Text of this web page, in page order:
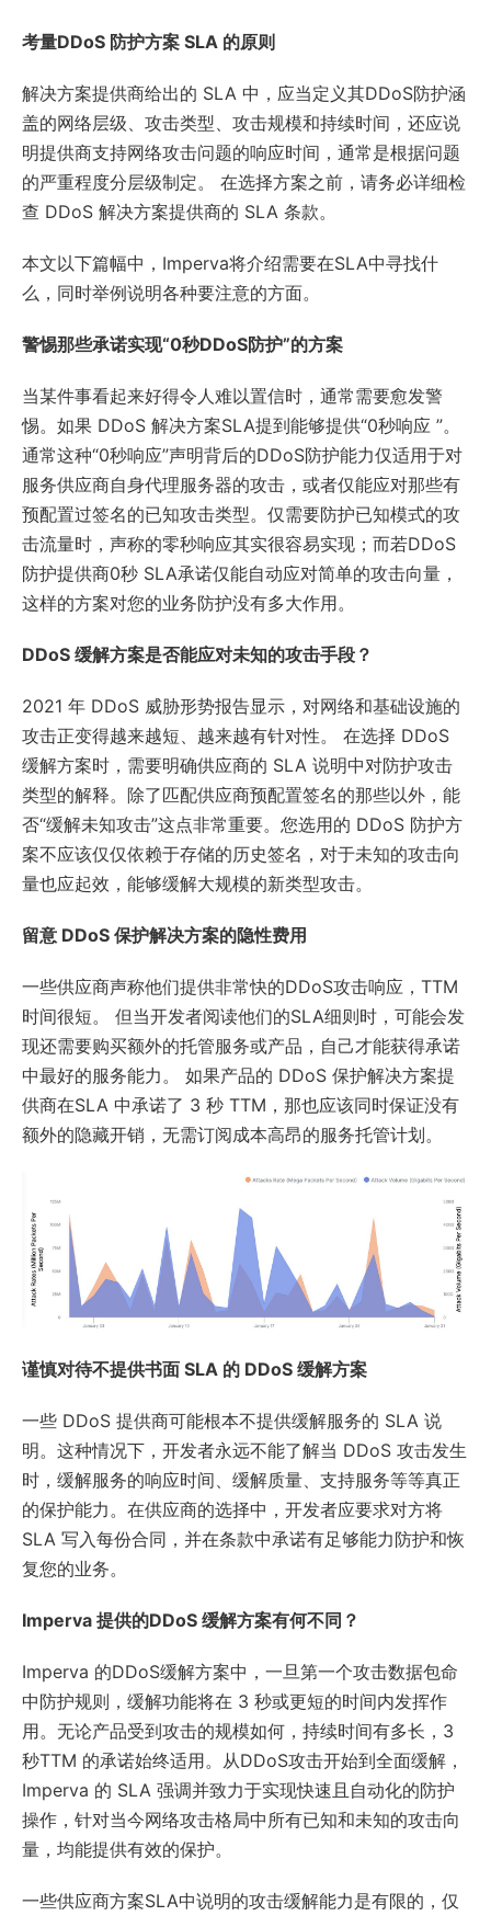
考量DDoS 防护方案 SLA 的原则
解决方案提供商给出的 SLA 中，应当定义其DDoS防护涵
盖的网络层级、攻击类型、攻击规模和持续时间，还应说
明提供商支持网络攻击问题的响应时间，通常是根据问题
的严重程度分层级制定。 在选择方案之前，请务必详细检
查 DDoS 解决方案提供商的 SLA 条款。
本文以下篇幅中，Imperva将介绍需要在SLA中寻找什
么，同时举例说明各种要注意的方面。
警惕那些承诺实现“0秒DDoS防护”的方案
当某件事看起来好得令人难以置信时，通常需要愈发警
惕。如果 DDoS 解决方案SLA提到能够提供“0秒响应 ”。
通常这种“0秒响应”声明背后的DDoS防护能力仅适用于对
服务供应商自身代理服务器的攻击，或者仅能应对那些有
预配置过签名的已知攻击类型。仅需要防护已知模式的攻
击流量时，声称的零秒响应其实很容易实现；而若DDoS
防护提供商0秒 SLA承诺仅能自动应对简单的攻击向量，
这样的方案对您的业务防护没有多大作用。
DDoS 缓解方案是否能应对未知的攻击手段？
2021 年 DDoS 威胁形势报告显示，对网络和基础设施的
攻击正变得越来越短、越来越有针对性。 在选择 DDoS
缓解方案时，需要明确供应商的 SLA 说明中对防护攻击
类型的解释。除了匹配供应商预配置签名的那些以外，能
否“缓解未知攻击”这点非常重要。您选用的 DDoS 防护方
案不应该仅仅依赖于存储的历史签名，对于未知的攻击向
量也应起效，能够缓解大规模的新类型攻击。
留意 DDoS 保护解决方案的隐性费用
一些供应商声称他们提供非常快的DDoS攻击响应，TTM
时间很短。 但当开发者阅读他们的SLA细则时，可能会发
现还需要购买额外的托管服务或产品，自己才能获得承诺
中最好的服务能力。 如果产品的 DDoS 保护解决方案提
供商在SLA 中承诺了 3 秒 TTM，那也应该同时保证没有
额外的隐藏开销，无需订阅成本高昂的服务托管计划。
谨慎对待不提供书面 SLA 的 DDoS 缓解方案
一些 DDoS 提供商可能根本不提供缓解服务的 SLA 说
明。这种情况下，开发者永远不能了解当 DDoS 攻击发生
时，缓解服务的响应时间、缓解质量、支持服务等等真正
的保护能力。在供应商的选择中，开发者应要求对方将
SLA 写入每份合同，并在条款中承诺有足够能力防护和恢
复您的业务。
Imperva 提供的DDoS 缓解方案有何不同？
Imperva 的DDoS缓解方案中，一旦第一个攻击数据包命
中防护规则，缓解功能将在 3 秒或更短的时间内发挥作
用。无论产品受到攻击的规模如何，持续时间有多长，3
秒TTM 的承诺始终适用。从DDoS攻击开始到全面缓解，
Imperva 的 SLA 强调并致力于实现快速且自动化的防护
操作，针对当今网络攻击格局中所有已知和未知的攻击向
量，均能提供有效的保护。
一些供应商方案SLA中说明的攻击缓解能力是有限的，仅